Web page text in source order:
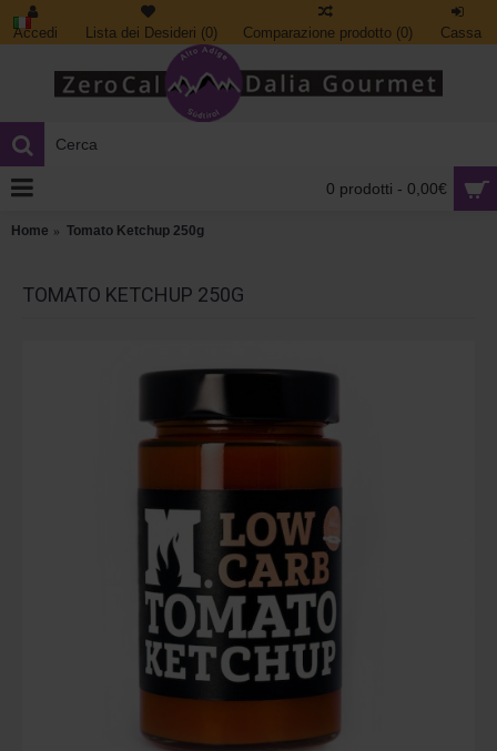
Accedi Lista dei Desideri (0) Comparazione prodotto (0) Cassa
0 prodotti - 0,00€
Home Tomato Ketchup 250g
TOMATO KETCHUP 250G